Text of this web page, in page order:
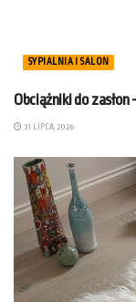
SYPIALNIA I SALON
Obciążniki do
31 LIPCA, 2026